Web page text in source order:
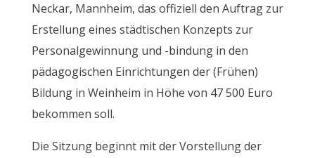
Neckar, Mannheim, das offiziell den Auftrag zur
Erstellung eines städtischen Konzepts zur
Personalgewinnung und -bindung in den
pädagogischen Einrichtungen der (Frühen)
Bildung in Weinheim in Höhe von 47 500 Euro
bekommen soll.
Die Sitzung beginnt mit der Vorstellung der